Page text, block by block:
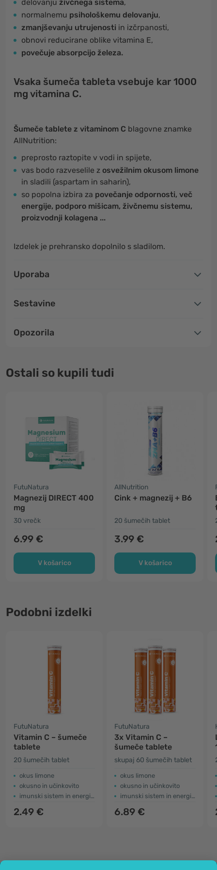
delovanju živčnega sistema,
normalnemu psihološkemu delovanju,
zmanjševanju utrujenosti in izčrpanosti,
obnovi reducirane oblike vitamina E,
povečuje absorpcijo železa.
Vsaka šumeča tableta vsebuje kar 1000
mg vitamina C.
Šumeče tablete z vitaminom C blagovne znamke
AllNutrition:
preprosto raztopite v vodi in spijete,
vas bodo razveselile z osvežilnim okusom limone
in sladili (aspartam in saharin),
so popolna izbira za povečanje odpornosti, več
energije, podporo mišicam, živčnemu sistemu,
proizvodnji kolagena ...
Izdelek je prehransko dopolnilo s sladilom.
Uporaba
Sestavine
Opozorila
Ostali so kupili tudi
FutuNatura
Magnezij DIRECT 400
mg
30 vrečk
6.99 €
V košarico
AllNutrition
Cink + magnezij + B6
20 šumečih tablet
3.99 €
V košarico
Podobni izdelki
FutuNatura
Vitamin C – šumeče
tablete
20 šumečih tablet
okus limone
okusno in učinkovito
imunski sistem in energija
2.49 €
FutuNatura
3x Vitamin C –
šumeče tablete
skupaj 60 šumečih tablet
okus limone
okusno in učinkovito
imunski sistem in energija
6.89 €